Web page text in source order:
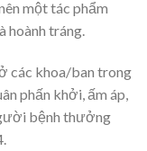
một tác phẩm
hoành tráng.
các khoa/ban trong
phấn khởi, ấm áp,
bệnh thưởng